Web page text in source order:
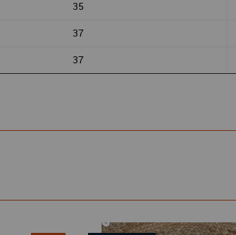
35
37
37